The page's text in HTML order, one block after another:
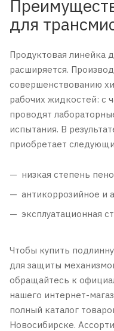
для
Продуктовая линейка
расширяется.
совершенствованию
рабочих жидкостей: с
проводят
испытания. В
приобретает
низкая степень
антикоррозийное и
эксплуатационная
Чтобы купить
для защиты
обращайтесь к
нашего интернет-
полный каталог
Новосибирске.